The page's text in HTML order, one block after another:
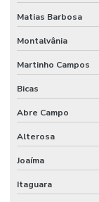
Matias Barbosa
Montalvânia
Martinho Campos
Bicas
Abre Campo
Alterosa
Joaíma
Itaguara